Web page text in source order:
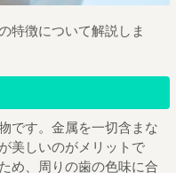
特徴について解説しま
です。金属を一切含まな
美しいのがメリットで
め、周りの歯の色味に合